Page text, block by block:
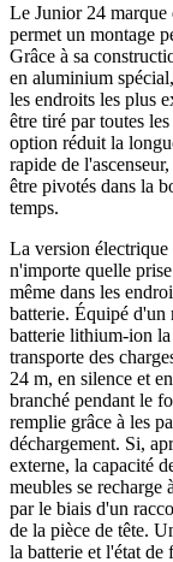
Le Junior 24 marque
permet un montage
Grâce à sa
en aluminium
les endroits les plus
être tiré par toutes
option réduit la
rapide de
être pivotés dans la
temps.
La version électrique
n'importe quelle
même dans les
batterie. Équipé d'un
batterie lithium-ion
transporte des
24 m, en silence et
branché pendant le
remplie grâce à les
déchargement. Si,
externe, la capacité
meubles se
par le biais d'un
de la pièce de tête.
la batterie et l'état de